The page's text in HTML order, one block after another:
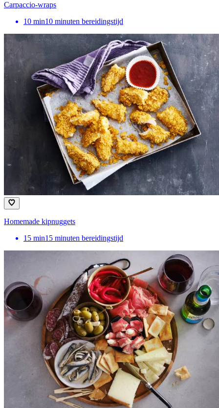
Carpaccio-wraps
10 min10 minuten bereidingstijd
Homemade kipnuggets
15 min15 minuten bereidingstijd